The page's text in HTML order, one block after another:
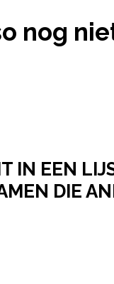
nog
IN EEN
DIE